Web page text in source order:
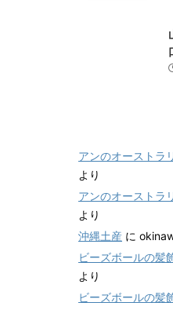
アンのオーストラ
より
アンのオーストラ
より
沖縄土産 に
ビーズボールの髪
より
ビーズボールの髪